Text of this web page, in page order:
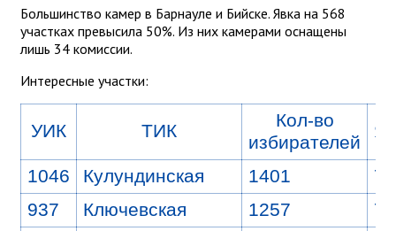
Большинство камер в Барнауле и Бийске. Явка на 568
участках превысила 50%. Из них камерами оснащены
лишь 34 комиссии.
Интересные участки:
УИК ТИК
Кол-во
избирателей
1046 Кулундинская 1401
937
Ключевская 1257